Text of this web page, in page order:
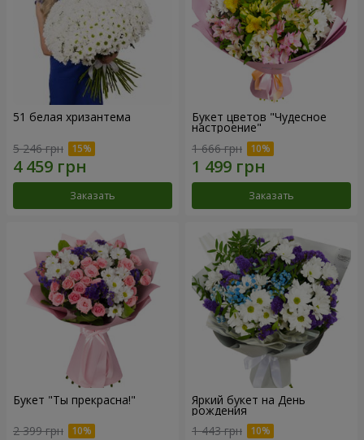
51 белая хризантема
5 246 грн
Заказать
Букет цветов "Чудесное
настроение"
1 666 грн
Заказать
Букет "Ты прекрасна!"
2 399 грн
Яркий букет на День
рождения
1 443 грн